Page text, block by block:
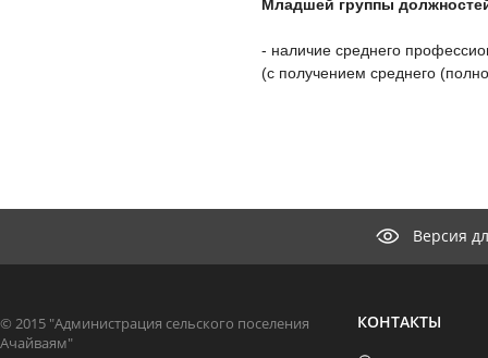
Младшей группы
- наличие среднего
(с получением среднего
Версия
© 2015 "Администрация сельского поселения
Ачайваям"
КОНТАКТЫ